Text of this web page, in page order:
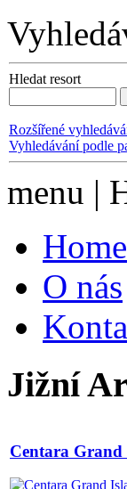
Hledat resort
Rozšířené
Vyhledávání podle
menu |
Home
O nás
Jižní
Centara Grand